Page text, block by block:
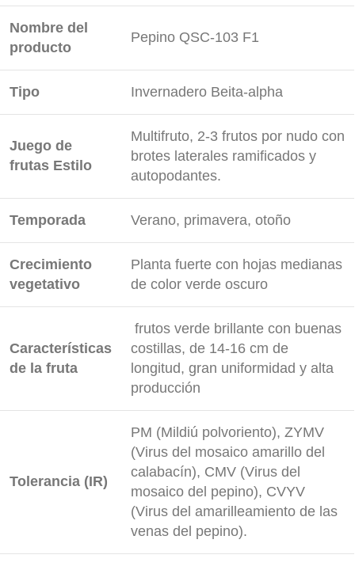
Nombre del
producto
Pepino QSC-103 F1
Tipo Invernadero Beita-alpha
Juego de
frutas Estilo
Multifruto, 2-3 frutos por nudo con
brotes laterales ramificados y
autopodantes.
Temporada Verano, primavera, otoño
Crecimiento
vegetativo
Planta fuerte con hojas medianas
de color verde oscuro
Características
de la fruta
frutos verde brillante con buenas
costillas, de 14-16 cm de
longitud, gran uniformidad y alta
producción
Tolerancia (IR)
PM (Mildiú polvoriento), ZYMV
(Virus del mosaico amarillo del
calabacín), CMV (Virus del
mosaico del pepino), CVYV
(Virus del amarilleamiento de las
venas del pepino).